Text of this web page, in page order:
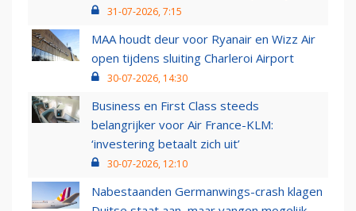
31-07-2026, 7:15
MAA houdt deur voor Ryanair en Wizz Air
open tijdens sluiting Charleroi Airport
30-07-2026, 14:30
Business en First Class steeds
belangrijker voor Air France-KLM:
‘investering betaalt zich uit’
30-07-2026, 12:10
Nabestaanden Germanwings-crash klagen